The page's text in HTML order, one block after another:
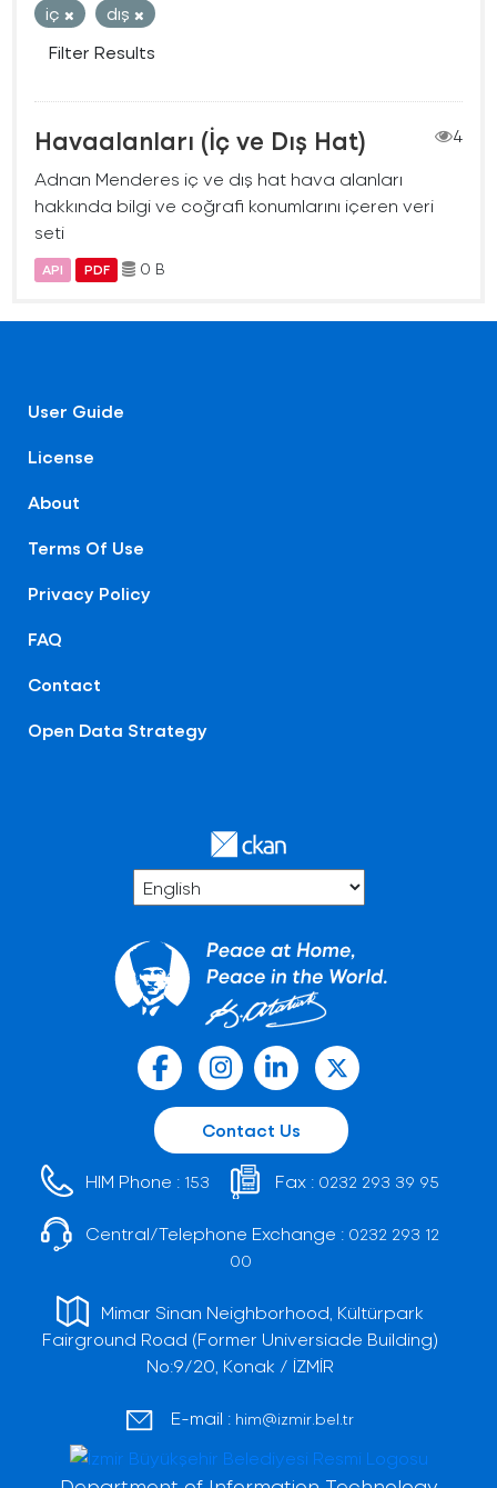
iç
dış
Filter Results
Havaalanları (İç ve Dış Hat)
4
Adnan Menderes iç ve dış hat hava alanları
hakkında bilgi ve coğrafi konumlarını içeren veri
seti
API PDF 0 B
User Guide
License
About
Terms Of Use
Privacy Policy
FAQ
Contact
Open Data Strategy
Contact Us
HIM Phone : 153 Fax : 0232 293 39 95
Central/Telephone Exchange : 0232 293 12
00
Mimar Sinan Neighborhood, Kültürpark
Fairground Road (Former Universiade Building)
No:9/20, Konak / İZMİR
E-mail : him@izmir.bel.tr